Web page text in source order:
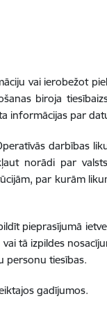
vai ierobežot
biroja
informācijas par
darbības
norādi par
par kurām
pieprasījumā
tā izpildes
personu tiesības.
gadījumos.